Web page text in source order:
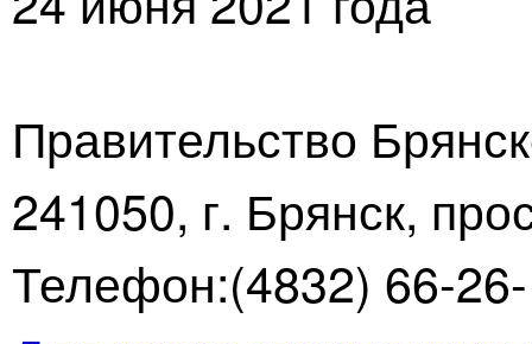
Правительство
241050, г. Брянск,
Телефон:(4832) 66-